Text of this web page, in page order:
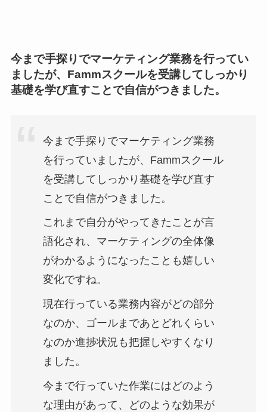
今まで手探りでマーケティング業務を行ってい
ましたが、Fammスクールを受講してしっかり
基礎を学び直すことで自信がつきました。
今まで手探りでマーケティング業務
を行っていましたが、Fammスクール
を受講してしっかり基礎を学び直す
ことで自信がつきました。
これまで自分がやってきたことが言
語化され、マーケティングの全体像
がわかるようになったことも嬉しい
変化ですね。
現在行っている業務内容がどの部分
なのか、ゴールまであとどれくらい
なのか進捗状況も把握しやすくなり
ました。
今まで行っていた作業にはどのよう
な理由があって、どのような効果が